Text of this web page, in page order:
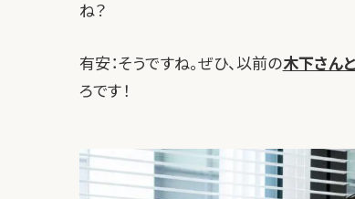
ね？
有安：そうですね。ぜひ、以前の木下さん
ろです！